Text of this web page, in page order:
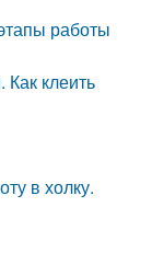
работы
Как клеить
в холку.